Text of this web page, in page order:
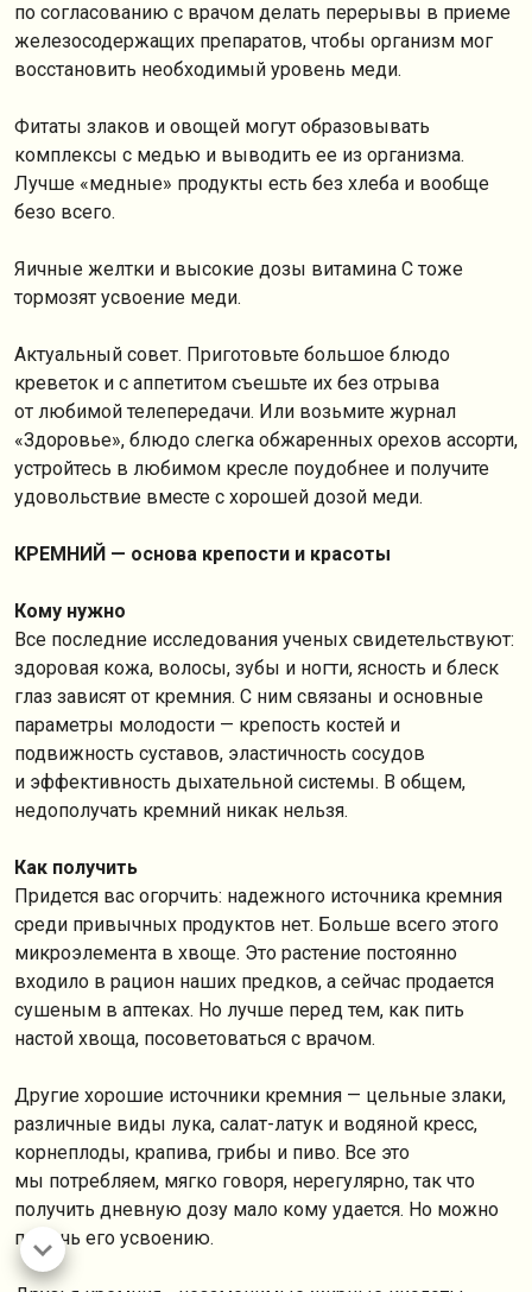
по согласованию с врачом делать перерывы в приеме
железосодержащих препаратов, чтобы организм мог
восстановить необходимый уровень меди.
Фитаты злаков и овощей могут образовывать
комплексы с медью и выводить ее из организма.
Лучше «медные» продукты есть без хлеба и вообще
безо всего.
Яичные желтки и высокие дозы витамина С тоже
тормозят усвоение меди.
Актуальный совет. Приготовьте большое блюдо
креветок и с аппетитом съешьте их без отрыва
от любимой телепередачи. Или возьмите журнал
«Здоровье», блюдо слегка обжаренных орехов ассорти,
устройтесь в любимом кресле поудобнее и получите
удовольствие вместе с хорошей дозой меди.
КРЕМНИЙ — основа крепости и красоты
Кому нужно
Все последние исследования ученых свидетельствуют:
здоровая кожа, волосы, зубы и ногти, ясность и блеск
глаз зависят от кремния. С ним связаны и основные
параметры молодости — крепость костей и
подвижность суставов, эластичность сосудов
и эффективность дыхательной системы. В общем,
недополучать кремний никак нельзя.
Как получить
Придется вас огорчить: надежного источника кремния
среди привычных продуктов нет. Больше всего этого
микроэлемента в хвоще. Это растение постоянно
входило в рацион наших предков, а сейчас продается
сушеным в аптеках. Но лучше перед тем, как пить
настой хвоща, посоветоваться с врачом.
Другие хорошие источники кремния — цельные злаки,
различные виды лука, салат-латук и водяной кресс,
корнеплоды, крапива, грибы и пиво. Все это
мы потребляем, мягко говоря, нерегулярно, так что
получить дневную дозу мало кому удается. Но можно
помочь его усвоению.